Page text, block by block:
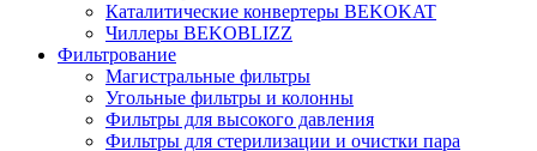
Каталитические конвертеры BEKOKAT
Чиллеры BEKOBLIZZ
Фильтрование
Магистральные фильтры
Угольные фильтры и колонны
Фильтры для высокого давления
Фильтры для стерилизации и очистки пара